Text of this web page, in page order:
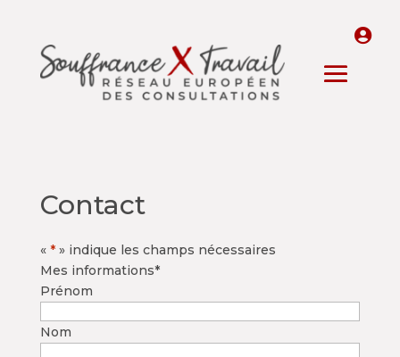
Contact
« *» indique les champs nécessaires
Mes informations*
Prénom
Nom